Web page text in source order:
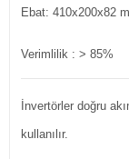
Ebat: 410x200x82
Verimlilik : > 85%
İnvertörler doğru
kullanılır.